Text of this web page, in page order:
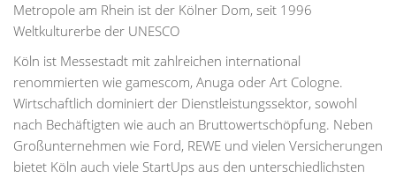
Metropole am Rhein ist der Kölner Dom, seit 1996
Weltkulturerbe der UNESCO
Köln ist Messestadt mit zahlreichen international
renommierten wie gamescom, Anuga oder Art Cologne.
Wirtschaftlich dominiert der Dienstleistungssektor, sowohl
nach Bechäftigten wie auch an Bruttowertschöpfung. Neben
Großunternehmen wie Ford, REWE und vielen Versicherungen
bietet Köln auch viele StartUps aus den unterschiedlichsten